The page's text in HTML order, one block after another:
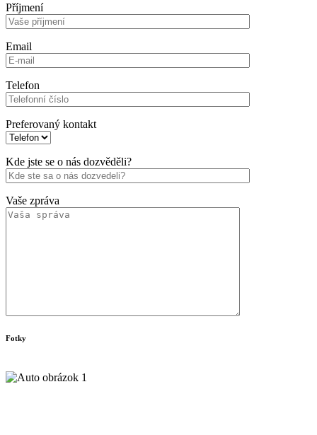
Příjmení
Email
Telefon
Preferovaný kontakt
Kde jste se o nás dozvěděli?
Vaše zpráva
Fotky